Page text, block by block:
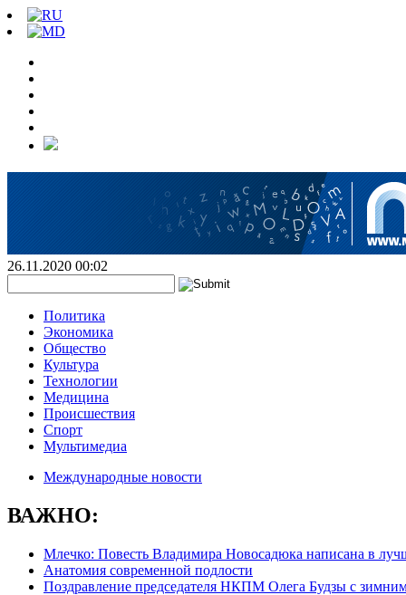
26.11.2020 00:02
Политика
Экономика
Общество
Культура
Технологии
Медицина
Происшествия
Спорт
Мультимедиа
Международные новости
ВАЖНО:
Млечко: Повесть Владимира Новосадюка написана в
Анатомия современной подлости
Поздравление председателя НКПМ Олега Будзы с